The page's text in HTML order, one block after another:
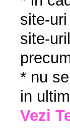
site-
site-
* nu
in
Vezi